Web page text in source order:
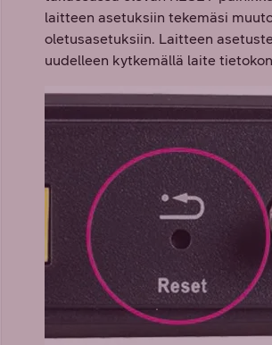
laitteen asetuksiin tekemäsi
oletusasetuksiin. Laitteen
uudelleen kytkemällä laite